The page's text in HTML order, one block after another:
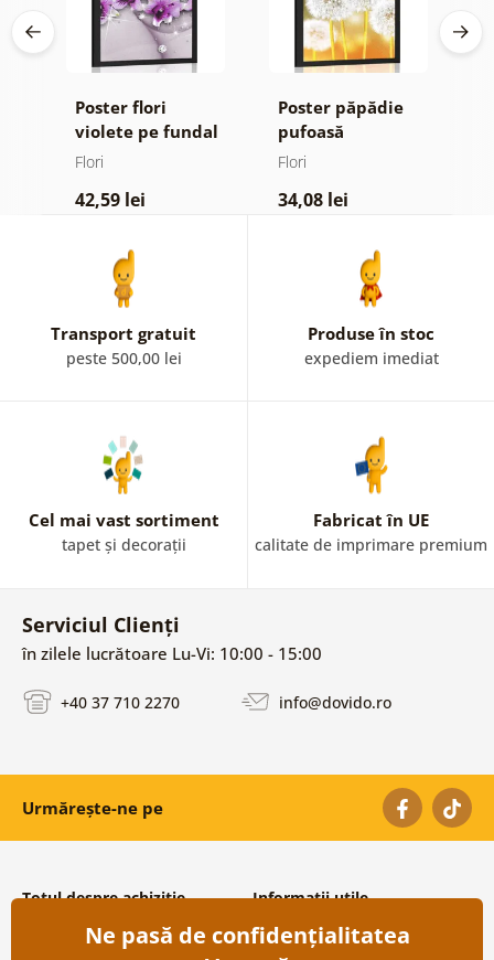
Poster flori
violete pe fundal
abstract
Flori
42,59 lei
Poster păpădie
pufoasă
Flori
34,08 lei
Transport gratuit
peste 500,00 lei
Produse în stoc
expediem imediat
Cel mai vast sortiment
tapet și decorații
Fabricat în UE
calitate de imprimare premium
Serviciul Clienți
în zilele lucrătoare Lu-Vi: 10:00 - 15:00
+40 37 710 2270 info@dovido.ro
Urmărește-ne pe
Totul despre achiziție
Condiții și termeni generali
Protecția datelor personale
Informații utile
Despre noi
Întrebări frecvente
Ne pasă de confidențialitatea